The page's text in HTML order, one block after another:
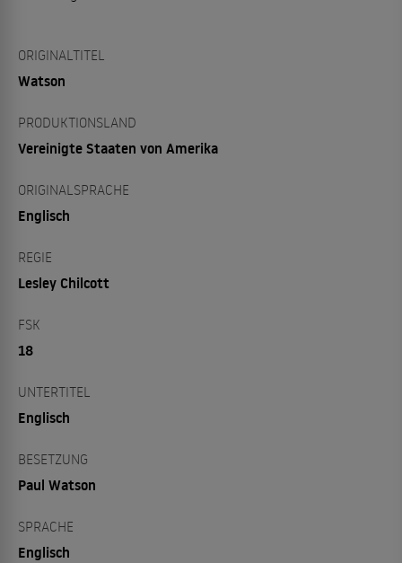
ORIGINALTITEL
Watson
PRODUKTIONSLAND
Vereinigte Staaten von Amerika
ORIGINALSPRACHE
Englisch
REGIE
Lesley Chilcott
FSK
18
UNTERTITEL
Englisch
BESETZUNG
Paul Watson
SPRACHE
Englisch